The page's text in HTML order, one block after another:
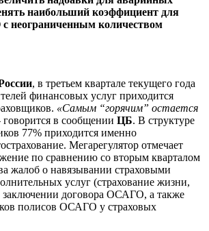
наибольший коэффициент для
неограниченным количеством
, в третьем квартале текущего года
финансовых услуг приходится
«Самым “горячим” остается
в сообщении ЦБ. В структуре
77% приходится именно
Мегарегулятор отмечает
по сравнению со вторым кварталом
жалоб о навязывании страховыми
услуг (страхование жизни,
заключении договора ОСАГО, а также
полисов ОСАГО у страховых